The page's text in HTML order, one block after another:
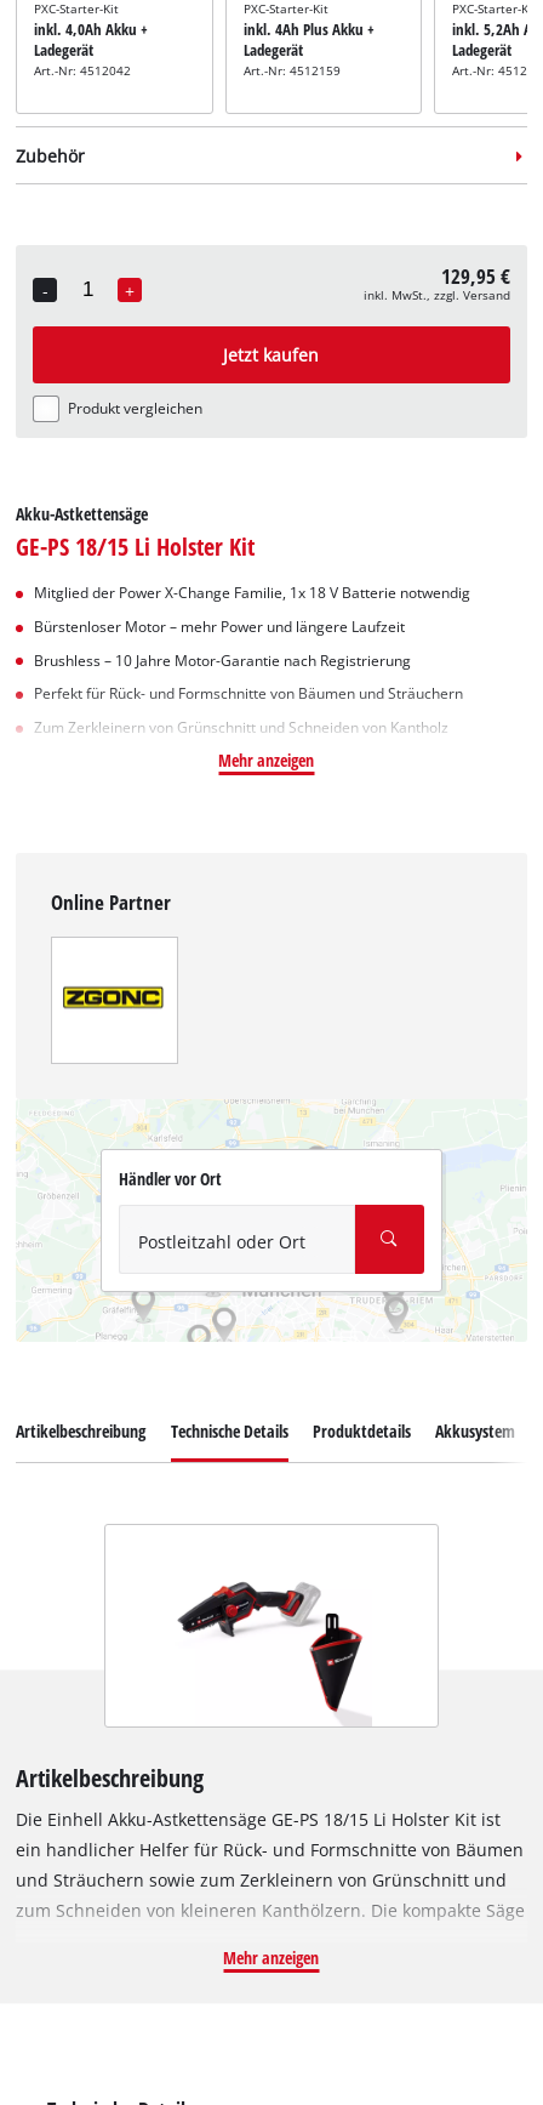
PXC-Starter-Kit
inkl. 4,0Ah Akku +
Ladegerät
Art.-Nr: 4512042
PXC-Starter-Kit
inkl. 4Ah Plus Akku +
Ladegerät
Art.-Nr: 4512159
PXC-Starter-Kit
inkl. 5,2Ah
Ladegerät
Art.-Nr:
Zubehör
Sägeschwert
Art.-Nr: 4500163
-
Quantity
+ 129,95 €
inkl. MwSt., zzgl. Versand
Jetzt kaufen
Produkt vergleichen
Akku-Astkettensäge
GE-PS 18/15 Li Holster Kit
Mitglied der Power X-Change Familie, 1x 18 V Batterie notwendig
Bürstenloser Motor – mehr Power und längere Laufzeit
Brushless – 10 Jahre Motor-Garantie nach Registrierung
Perfekt für Rück- und Formschnitte von Bäumen und Sträuchern
Zum Zerkleinern von Grünschnitt und Schneiden von Kantholz
Mehr anzeigen
Online Partner
Händler vor Ort
Postleitzahl oder Ort
Artikelbeschreibung Technische Details Produktdetails Akkusystem
Artikelbeschreibung
Die Einhell Akku-Astkettensäge GE-PS 18/15 Li Holster Kit ist
ein handlicher Helfer für Rück- und Formschnitte von Bäumen
und Sträuchern sowie zum Zerkleinern von Grünschnitt und
zum Schneiden von kleineren Kanthölzern. Die kompakte Säge
allen Akkus und Ladegeräten der Systemfamilie kombiniert
Mehr anzeigen